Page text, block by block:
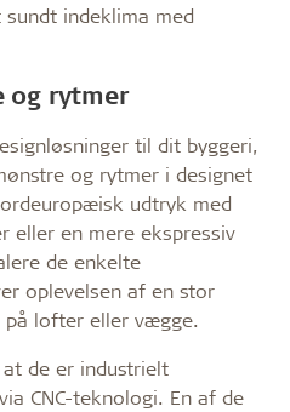
indeklima med
og rytmer
til dit byggeri,
og rytmer i designet
udtryk med
eller en mere ekspressiv
de enkelte
oplevelsen af en stor
på lofter eller vægge.
de er industrielt
CNC-teknologi. En af de